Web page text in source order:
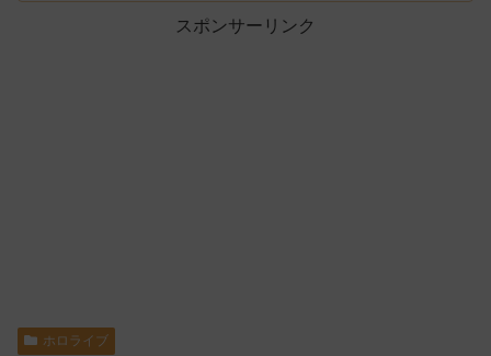
スポンサーリンク
ホロライブ